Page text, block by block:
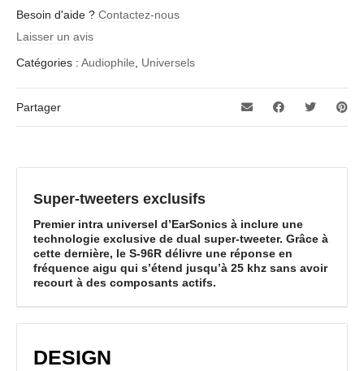
Soyez le premier à laisser votre avis sur “S-96R”
Votre adresse e-mail ne sera pas publiée.
Votre note
Nom *
Besoin d'aide ? Contactez-nous
Laisser un avis
Catégories : Audiophile, Universels
Partager
Super-tweeters exclusifs
Premier intra universel d’EarSonics à inclure une
technologie exclusive de dual super-tweeter. Grâce à
cette dernière, le S-96R délivre une réponse en
fréquence aigu qui s’étend jusqu’à 25 khz sans avoir
recourt à des composants actifs.
DESIGN